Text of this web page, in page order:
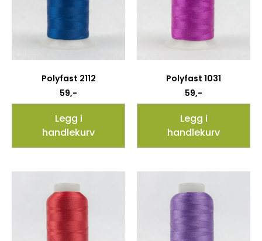
Polyfast 2112
59,-
Legg i
handlekurv
Polyfast 1031
59,-
Legg i
handlekurv